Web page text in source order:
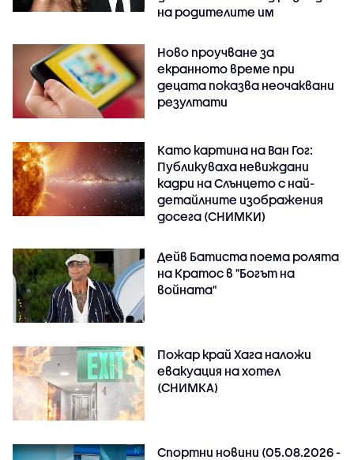
на родителите им
Ново проучване за
екранното време при
децата показва неочаквани
резултати
Като картина на Ван Гог:
Публикуваха невиждани
кадри на Слънцето с най-
детайлните изображения
досега (СНИМКИ)
Дейв Батиста поема ролята
на Кратос в "Богът на
войната"
Пожар край Хага наложи
евакуация на хотел
(СНИМКА)
Спортни новини (05.08.2026 -